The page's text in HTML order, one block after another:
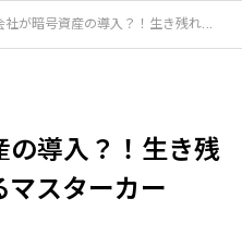
号資産の導入？！生き残れるか！！進化するマスターカード！！
の導入？！生き残
マスターカー